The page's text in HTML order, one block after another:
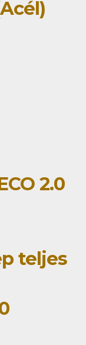
2.0
teljes